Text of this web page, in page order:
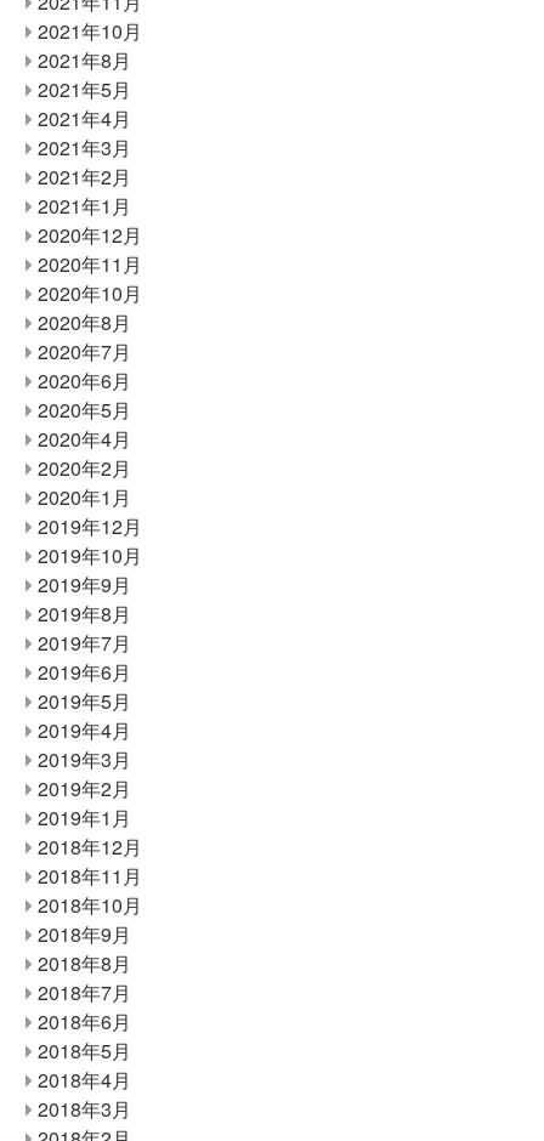
2021年10月
2021年8月
2021年5月
2021年4月
2021年3月
2021年2月
2021年1月
2020年12月
2020年11月
2020年10月
2020年8月
2020年7月
2020年6月
2020年5月
2020年4月
2020年2月
2020年1月
2019年12月
2019年10月
2019年9月
2019年8月
2019年7月
2019年6月
2019年5月
2019年4月
2019年3月
2019年2月
2019年1月
2018年12月
2018年11月
2018年10月
2018年9月
2018年8月
2018年7月
2018年6月
2018年5月
2018年4月
2018年3月